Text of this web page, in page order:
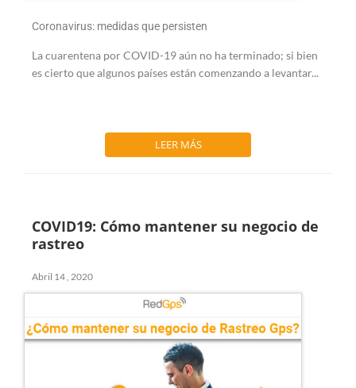
Coronavirus: medidas que persisten
La cuarentena por COVID-19 aún no ha terminado; si bien
es cierto que algunos países están comenzando a levantar...
LEER MÁS
COVID19: Cómo mantener su negocio de
rastreo
Abril 14 , 2020